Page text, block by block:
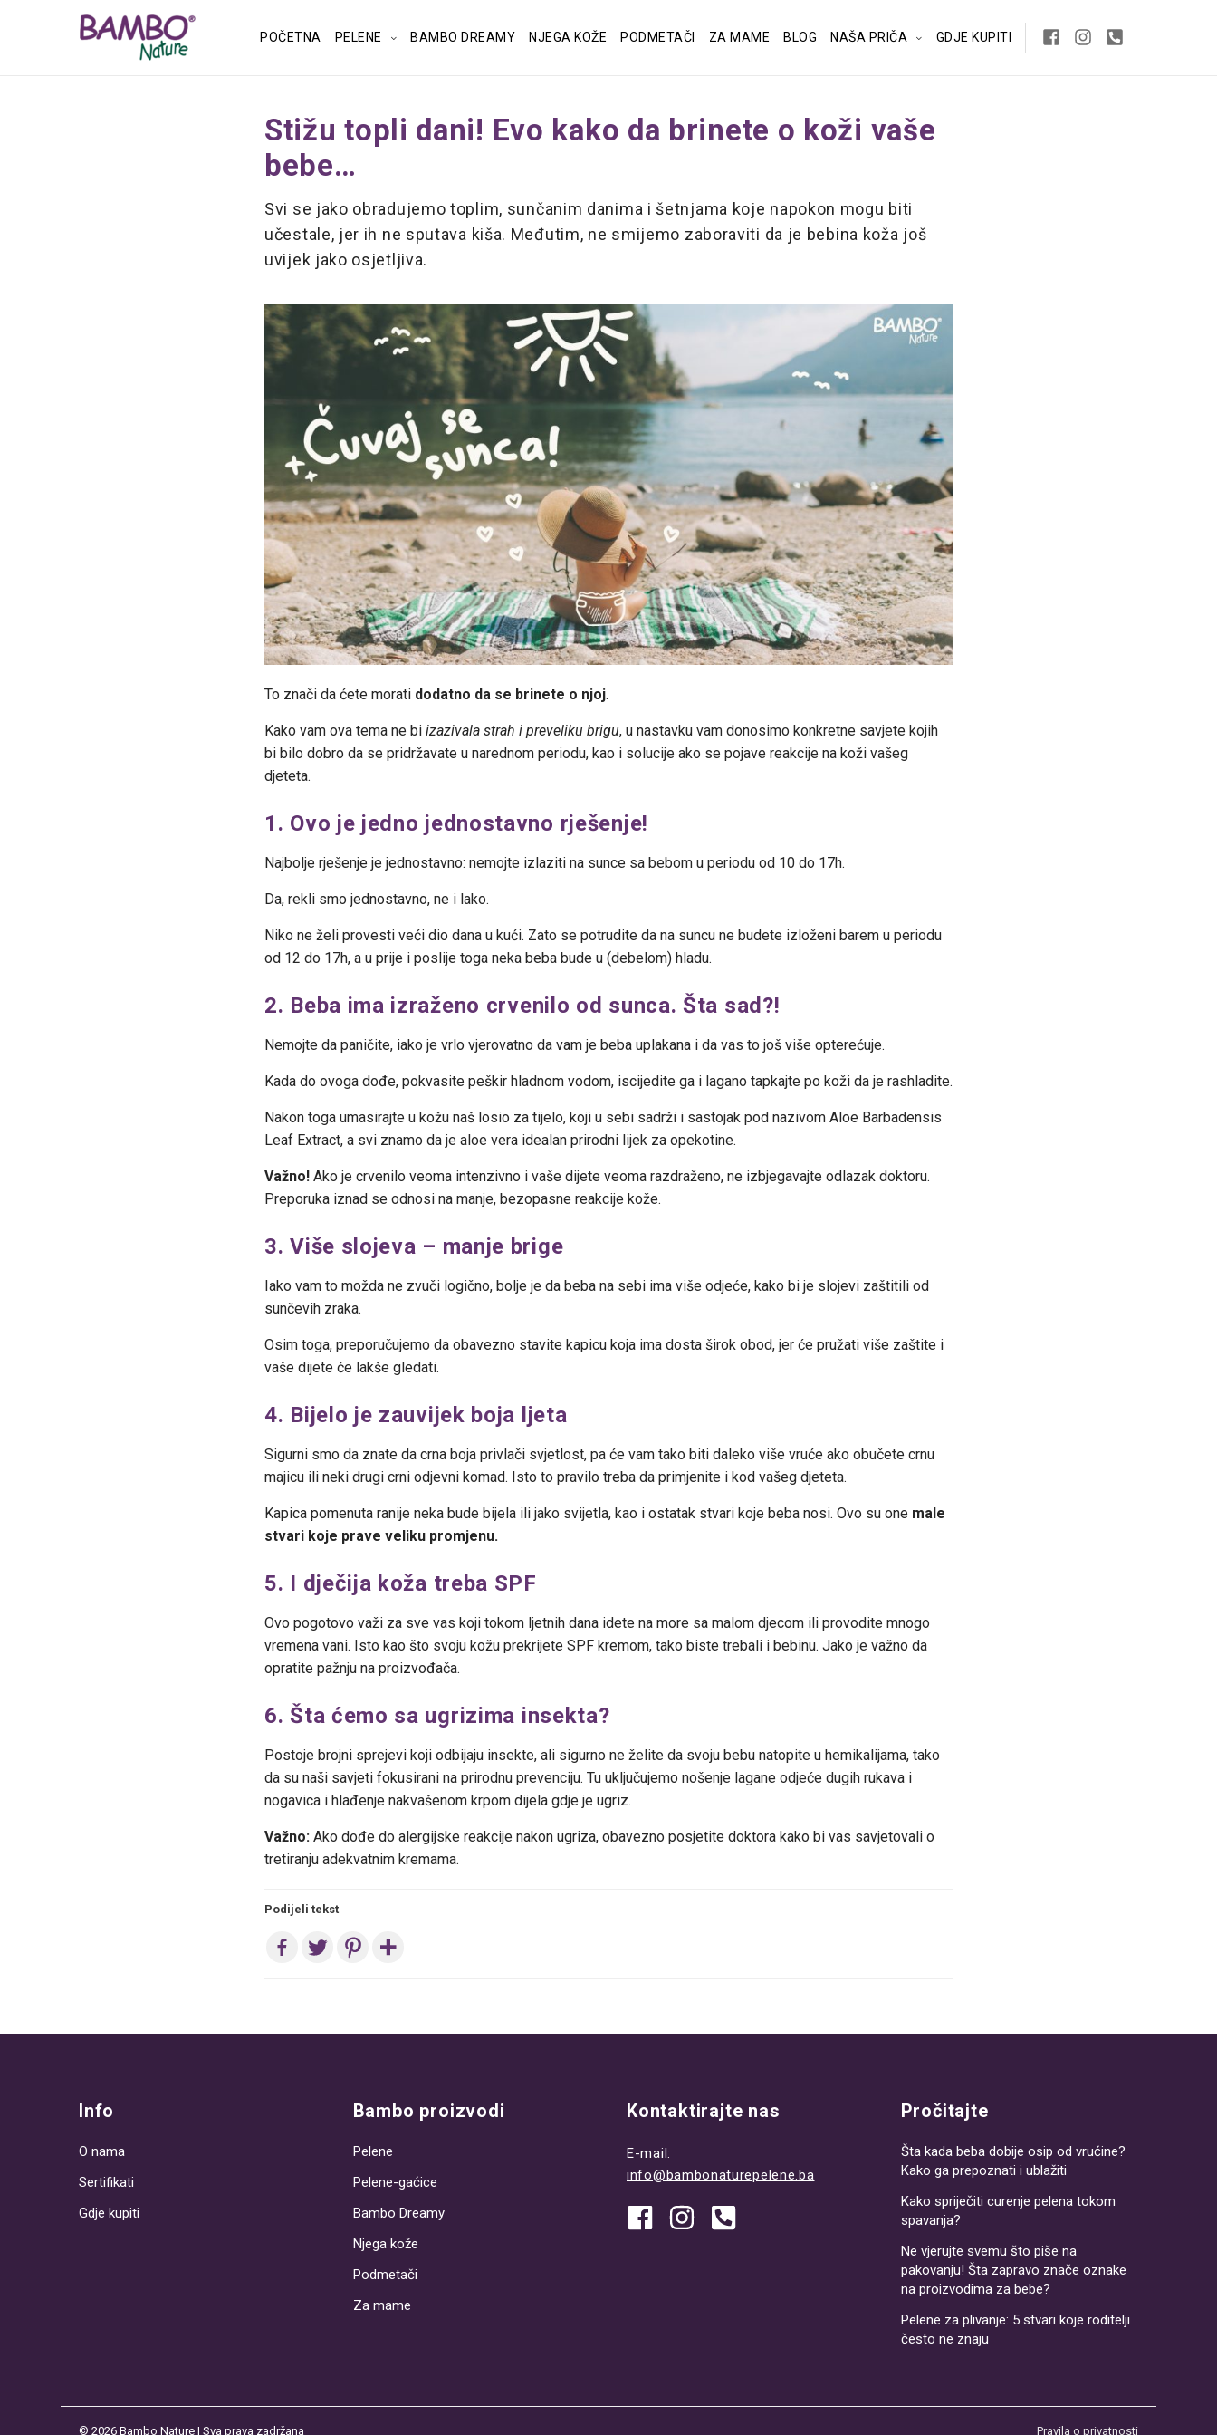
POČETNA PELENE BAMBO DREAMY NJEGA KOŽE PODMETAČI ZA MAME BLOG NAŠA PRIČA GDJE KUPITI
Stižu topli dani! Evo kako da brinete o koži vaše
bebe…
Svi se jako obradujemo toplim, sunčanim danima i šetnjama koje napokon mogu biti
učestale, jer ih ne sputava kiša. Međutim, ne smijemo zaboraviti da je bebina koža još
uvijek jako osjetljiva.
To znači da ćete morati dodatno da se brinete o njoj.
Kako vam ova tema ne bi izazivala strah i preveliku brigu, u nastavku vam donosimo konkretne savjete kojih
bi bilo dobro da se pridržavate u narednom periodu, kao i solucije ako se pojave reakcije na koži vašeg
djeteta.
1. Ovo je jedno jednostavno rješenje!
Najbolje rješenje je jednostavno: nemojte izlaziti na sunce sa bebom u periodu od 10 do 17h.
Da, rekli smo jednostavno, ne i lako.
Niko ne želi provesti veći dio dana u kući. Zato se potrudite da na suncu ne budete izloženi barem u periodu
od 12 do 17h, a u prije i poslije toga neka beba bude u (debelom) hladu.
2. Beba ima izraženo crvenilo od sunca. Šta sad?!
Nemojte da paničite, iako je vrlo vjerovatno da vam je beba uplakana i da vas to još više opterećuje.
Kada do ovoga dođe, pokvasite peškir hladnom vodom, iscijedite ga i lagano tapkajte po koži da je rashladite.
Nakon toga umasirajte u kožu naš losio za tijelo, koji u sebi sadrži i sastojak pod nazivom Aloe Barbadensis
Leaf Extract, a svi znamo da je aloe vera idealan prirodni lijek za opekotine.
Važno! Ako je crvenilo veoma intenzivno i vaše dijete veoma razdraženo, ne izbjegavajte odlazak doktoru.
Preporuka iznad se odnosi na manje, bezopasne reakcije kože.
3. Više slojeva – manje brige
Iako vam to možda ne zvuči logično, bolje je da beba na sebi ima više odjeće, kako bi je slojevi zaštitili od
sunčevih zraka.
Osim toga, preporučujemo da obavezno stavite kapicu koja ima dosta širok obod, jer će pružati više zaštite i
vaše dijete će lakše gledati.
4. Bijelo je zauvijek boja ljeta
Sigurni smo da znate da crna boja privlači svjetlost, pa će vam tako biti daleko više vruće ako obučete crnu
majicu ili neki drugi crni odjevni komad. Isto to pravilo treba da primjenite i kod vašeg djeteta.
Kapica pomenuta ranije neka bude bijela ili jako svijetla, kao i ostatak stvari koje beba nosi. Ovo su one male
stvari koje prave veliku promjenu.
5. I dječija koža treba SPF
Ovo pogotovo važi za sve vas koji tokom ljetnih dana idete na more sa malom djecom ili provodite mnogo
vremena vani. Isto kao što svoju kožu prekrijete SPF kremom, tako biste trebali i bebinu. Jako je važno da
opratite pažnju na proizvođača.
6. Šta ćemo sa ugrizima insekta?
Postoje brojni sprejevi koji odbijaju insekte, ali sigurno ne želite da svoju bebu natopite u hemikalijama, tako
da su naši savjeti fokusirani na prirodnu prevenciju. Tu uključujemo nošenje lagane odjeće dugih rukava i
nogavica i hlađenje nakvašenom krpom dijela gdje je ugriz.
Važno: Ako dođe do alergijske reakcije nakon ugriza, obavezno posjetite doktora kako bi vas savjetovali o
tretiranju adekvatnim kremama.
Podijeli tekst
navigation
Info
O nama
Sertifikati
Gdje kupiti
Bambo proizvodi
Pelene
Pelene-gaćice
Bambo Dreamy
Njega kože
Podmetači
Za mame
Kontaktirajte nas
E-mail:
info@bambonaturepelene.ba
Pročitajte
Šta kada beba dobije osip od vrućine?
Kako ga prepoznati i ublažiti
Kako spriječiti curenje pelena tokom
spavanja?
Ne vjerujte svemu što piše na
pakovanju! Šta zapravo znače oznake
na proizvodima za bebe?
Pelene za plivanje: 5 stvari koje roditelji
često ne znaju
© 2026 Bambo Nature | Sva prava zadržana Pravila o privatnosti